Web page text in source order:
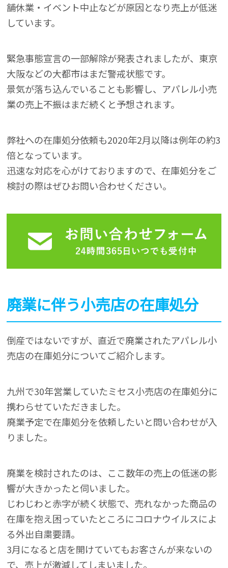
舗休業・イベント中止などが原因となり売上が低迷
しています。
緊急事態宣言の一部解除が発表されましたが、東京
大阪などの大都市はまだ警戒状態です。
景気が落ち込んでいることも影響し、アパレル小売
業の売上不振はまだ続くと予想されます。
弊社への在庫処分依頼も2020年2月以降は例年の約3
倍となっています。
迅速な対応を心がけておりますので、在庫処分をご
検討の際はぜひお問い合わせください。
廃業に伴う小売店の在庫処分
倒産ではないですが、直近で廃業されたアパレル小
売店の在庫処分についてご紹介します。
九州で30年営業していたミセス小売店の在庫処分に
携わらせていただきました。
廃業予定で在庫処分を依頼したいと問い合わせが入
りました。
廃業を検討されたのは、ここ数年の売上の低迷の影
響が大きかったと伺いました。
じわじわと赤字が続く状態で、売れなかった商品の
在庫を抱え困っていたところにコロナウイルスによ
る外出自粛要請。
3月になると店を開けていてもお客さんが来ないの
で、売上が激減してしまいました。